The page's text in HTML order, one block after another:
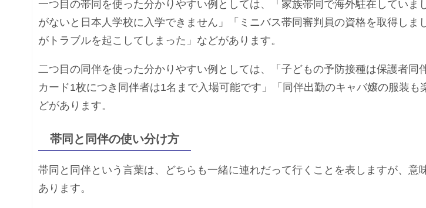
一つ目の帯同を使った分かりやすい例としては、「家族帯同で海外駐在していま
がないと日本人学校に入学できません」「ミニバス帯同審判員の資格を取得しま
がトラブルを起こしてしまった」などがあります。
二つ目の同伴を使った分かりやすい例としては、「子どもの予防接種は保護者同
カード1枚につき同伴者は1名まで入場可能です」「同伴出勤のキャバ嬢の服装も
どがあります。
帯同と同伴の使い分け方
帯同と同伴という言葉は、どちらも一緒に連れだって行くことを表しますが、意
あります。